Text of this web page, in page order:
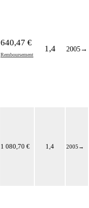
640,47 €
Remboursement
1,4 2005→
1 080,70 € 1,4 2005 →